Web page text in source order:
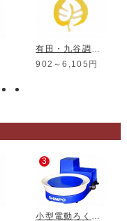
有田・九谷調盛り絵具 黄
902～6,105円
3
小型電動ろくろ RK-5T